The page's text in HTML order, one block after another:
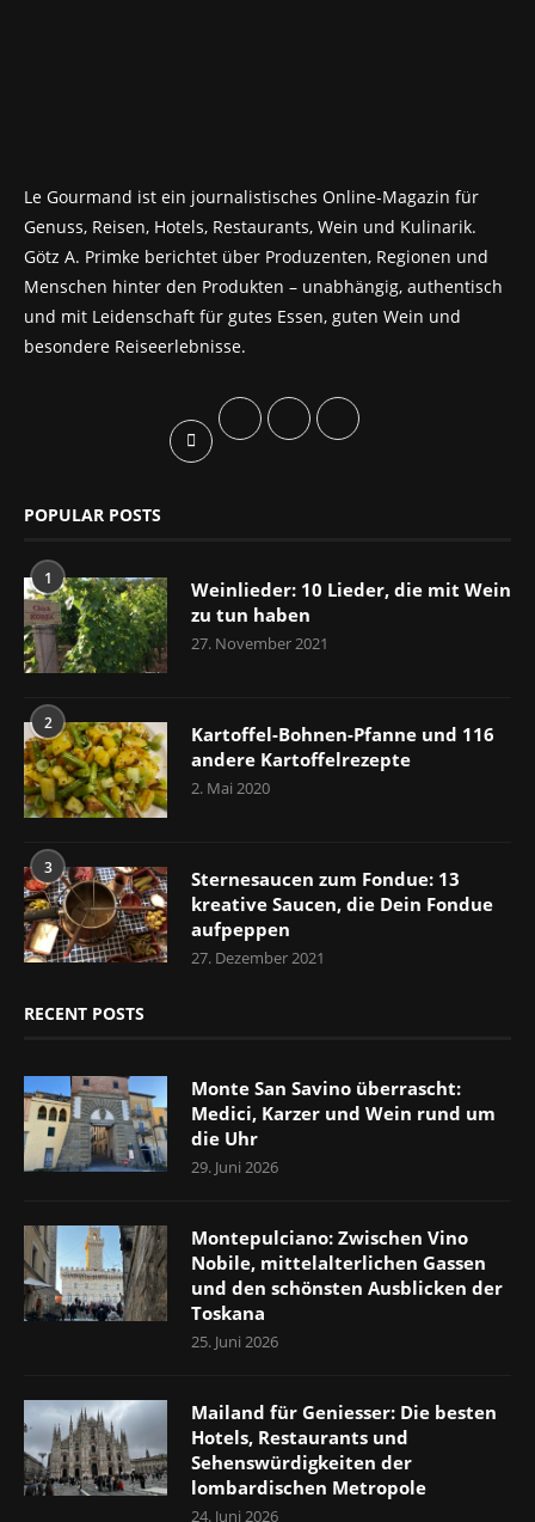
Le Gourmand ist ein journalistisches Online-Magazin für
Genuss, Reisen, Hotels, Restaurants, Wein und Kulinarik.
Götz A. Primke berichtet über Produzenten, Regionen und
Menschen hinter den Produkten – unabhängig, authentisch
und mit Leidenschaft für gutes Essen, guten Wein und
besondere Reiseerlebnisse.
POPULAR POSTS
1
Weinlieder: 10 Lieder, die mit Wein
zu tun haben
27. November 2021
2
Kartoffel-Bohnen-Pfanne und 116
andere Kartoffelrezepte
2. Mai 2020
3
Sternesaucen zum Fondue: 13
kreative Saucen, die Dein Fondue
aufpeppen
27. Dezember 2021
RECENT POSTS
Monte San Savino überrascht:
Medici, Karzer und Wein rund um
die Uhr
29. Juni 2026
Montepulciano: Zwischen Vino
Nobile, mittelalterlichen Gassen
und den schönsten Ausblicken der
Toskana
25. Juni 2026
Mailand für Geniesser: Die besten
Hotels, Restaurants und
Sehenswürdigkeiten der
lombardischen Metropole
24. Juni 2026